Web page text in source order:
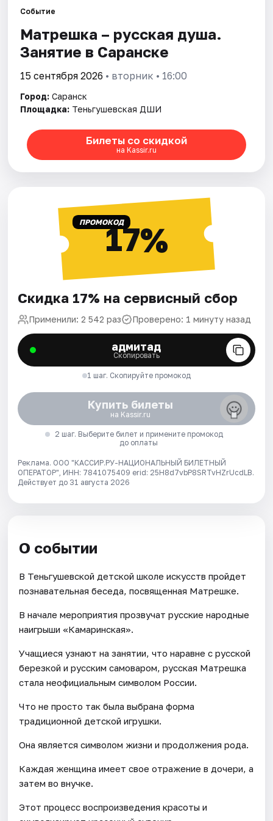
Артисты
Рейтинги
Событие
Матрешка – русская душа.
Занятие в Саранске
15 сентября 2026 • вторник • 16:00
Город: Саранск
Площадка: Теньгушевская ДШИ
Билеты со скидкой
на Kassir.ru
ПРОМОКОД17%
Скидка 17% на сервисный сбор
Применили: 2 542 раз Проверено: 1 минуту назад
адмитад
Скопировать
1 шаг. Скопируйте промокод
Купить билеты
на Kassir.ru
2 шаг. Выберите билет и примените промокод
до оплаты
Реклама. ООО "КАССИР.РУ-НАЦИОНАЛЬНЫЙ БИЛЕТНЫЙ
ОПЕРАТОР", ИНН: 7841075409 erid: 25H8d7vbP8SRTvHZrUcdLB.
Действует до 31 августа 2026
О событии
В Теньгушевской детской школе искусств пройдет
познавательная беседа, посвященная Матрешке.
В начале мероприятия прозвучат русские народные
наигрыши «Камаринская».
Учащиеся узнают на занятии, что наравне с русской
березкой и русским самоваром, русская Матрешка
стала неофициальным символом России.
Что не просто так была выбрана форма
традиционной детской игрушки.
Она является символом жизни и продолжения рода.
Каждая женщина имеет свое отражение в дочери, а
затем во внучке.
Этот процесс воспроизведения красоты и